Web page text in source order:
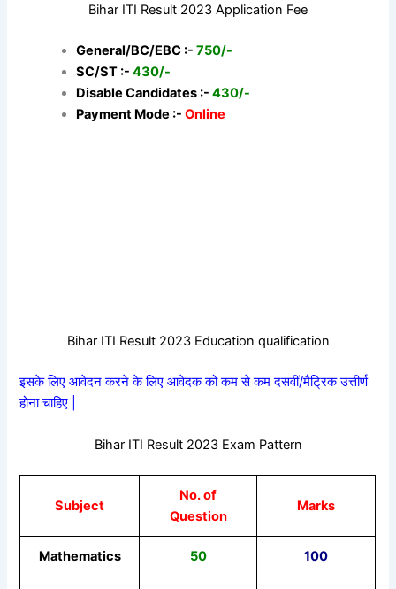
Bihar ITI Result 2023 Application Fee
General/BC/EBC :-750/-
SC/ST :-430/-
Disable Candidates :-430/-
Payment Mode :- Online
Bihar ITI Result 2023 Education qualification
इसके लिए आवेदन करने के लिए आवेदक को कम से कम दसवीं/मैट्रिक उत्तीर्ण
होना चाहिए |
Bihar ITI Result 2023 Exam Pattern
Subject
No. of
Question
Marks
Mathematics 50 100